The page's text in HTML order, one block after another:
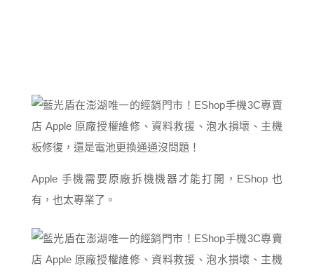
Apple 手機需要原廠拆機機器才能打開，EShop 也
有，也太專業了。